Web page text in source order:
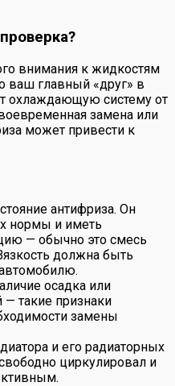
внимания к жидкостям
ваш главный «друг» в
охлаждающую систему от
замена или
может привести к
антифриза. Он
нормы и иметь
— обычно это смесь
должна быть
осадка или
такие признаки
замены
и его радиаторных
циркулировал и